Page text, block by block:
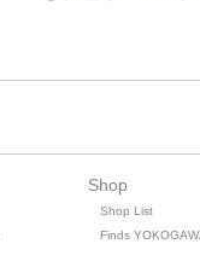
Shop
Shop List
Finds